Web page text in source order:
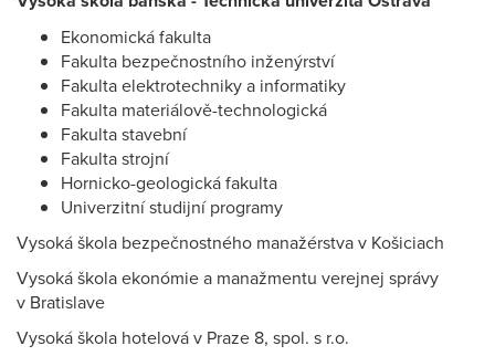
Ekonomická fakulta
Fakulta bezpečnostního inženýrství
Fakulta elektrotechniky a informatiky
Fakulta materiálově-technologická
Fakulta stavební
Fakulta strojní
Hornicko-geologická fakulta
Univerzitní studijní programy
Vysoká škola bezpečnostného manažérstva v Košiciach
Vysoká škola ekonómie a manažmentu verejnej správy
v Bratislave
Vysoká škola hotelová v Praze 8, spol. s r.o.